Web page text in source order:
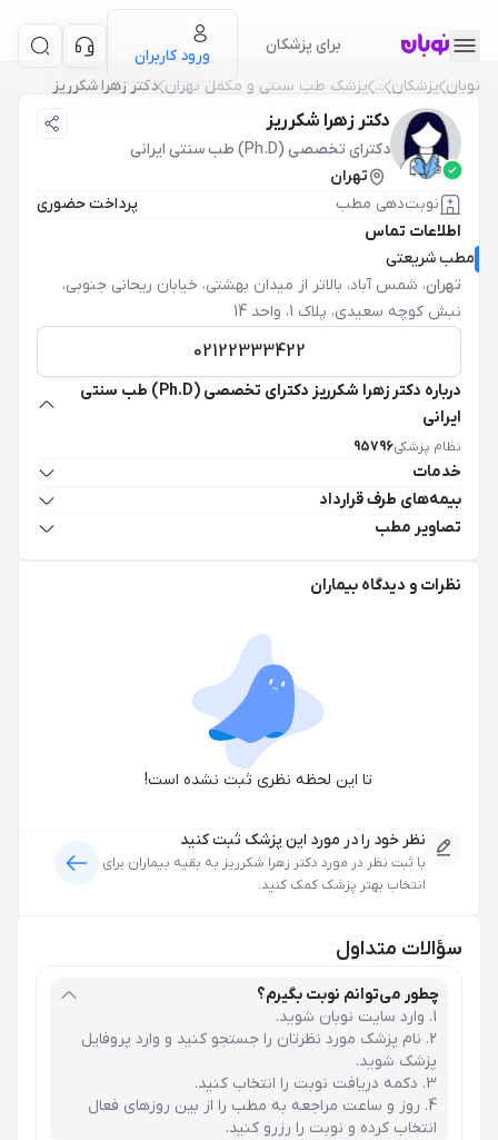
برای پزشکان
ورود کاربران
نوبان پزشکان ... پزشک طب سنتی و مکمل تهران دکتر زهرا شکرریز
دکتر زهرا شکرریز
دکترای تخصصی (Ph.D) طب سنتی ایرانی
تهران
نوبت‌دهی مطب
پرداخت حضوری
اطلاعات تماس
مطب شریعتی
تهران، شمس آباد، بالاتر از میدان بهشتی، خیابان ریحانی جنوبی،
نبش کوچه سعیدی، پلاک 1، واحد 14
02122333422
درباره دکتر زهرا شکرریز دکترای تخصصی (Ph.D) طب سنتی
ایرانی
نظام پزشکی95796
خدمات
بیمه‌های طرف قرارداد
تصاویر مطب
نظرات و دیدگاه بیماران
تا این لحظه نظری ثبت نشده است!
نظر خود را در مورد این پزشک ثبت کنید
با ثبت نظر در مورد دکتر زهرا شکرریز به بقیه بیماران برای
انتخاب بهتر پزشک کمک کنید.
سؤالات متداول
چطور می‌توانم نوبت بگیرم؟
وارد سایت نوبان شوید.
نام پزشک مورد نظرتان را جستجو کنید و وارد پروفایل
پزشک شوید.
دکمه دریافت نوبت را انتخاب کنید.
روز و ساعت مراجعه به مطب را از بین روزهای فعال
انتخاب کرده و نوبت را رزرو کنید.